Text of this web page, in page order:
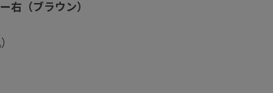
右（ブラウン）